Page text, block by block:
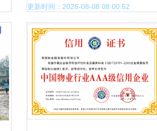
潜力独角兽”的背后逻辑
更新时间：2026-08-08 08:00:52